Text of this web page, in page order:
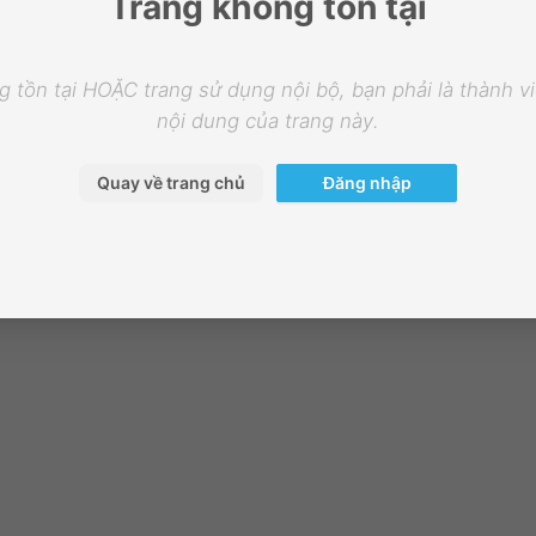
tồn tại HOẶC trang sử dụng nội bộ, bạn phải là thành
nội dung của trang này.
Quay về trang chủ Đăng nhập